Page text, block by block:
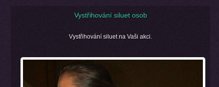
Vystřihování siluet osob
Vystřihování siluet na Vaši akci.